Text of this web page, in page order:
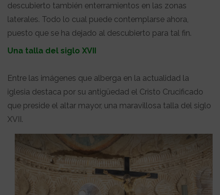
descubierto también enterramientos en las zonas
laterales. Todo lo cual puede contemplarse ahora,
puesto que se ha dejado al descubierto para tal fin.
Una talla del siglo XVII
Entre las imágenes que alberga en la actualidad la
iglesia destaca por su antigüedad el Cristo Crucificado
que preside el altar mayor, una maravillosa talla del siglo
XVII.